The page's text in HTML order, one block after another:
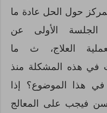
حول الحل عادة ما
الجلسة الأولى عن
العلاج، ث ما
في هذه المشكلة منذ
هذا الموضوع؟ إذا
فيجب على المعالج